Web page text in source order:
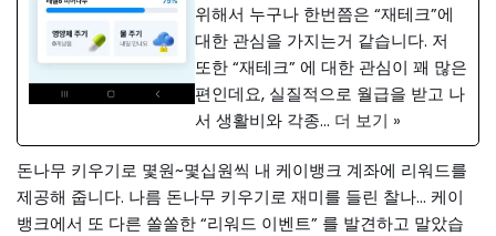
위해서 누구나 한번쯤은 “재테크”에
대한 관심을 가지는거 같습니다. 저
또한 “재테크” 에 대한 관심이 꽤 많은
편인데요, 실질적으로 월급을 받고 나
서 생활비와 각종… 더 보기 »
돈나무 키우기로 몇원~몇십원씩 내 케이뱅크 계좌에 리워드를
제공해 줍니다. 나름 돈나무 키우기로 재미를 들린 찰나… 케이
뱅크에서 또 다른 쏠쏠한 “리워드 이벤트” 를 발견하고 말았습